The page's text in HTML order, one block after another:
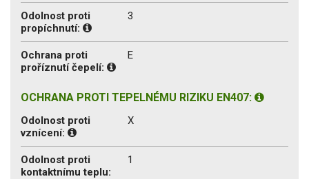
Odolnost proti
propíchnutí:
3
Ochrana proti
proříznutí čepelí:
E
OCHRANA PROTI TEPELNÉMU RIZIKU EN407:
Odolnost proti
vznícení:
X
Odolnost proti
kontaktnímu teplu:
1